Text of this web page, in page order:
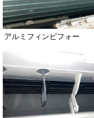
アルミフィンビフォー